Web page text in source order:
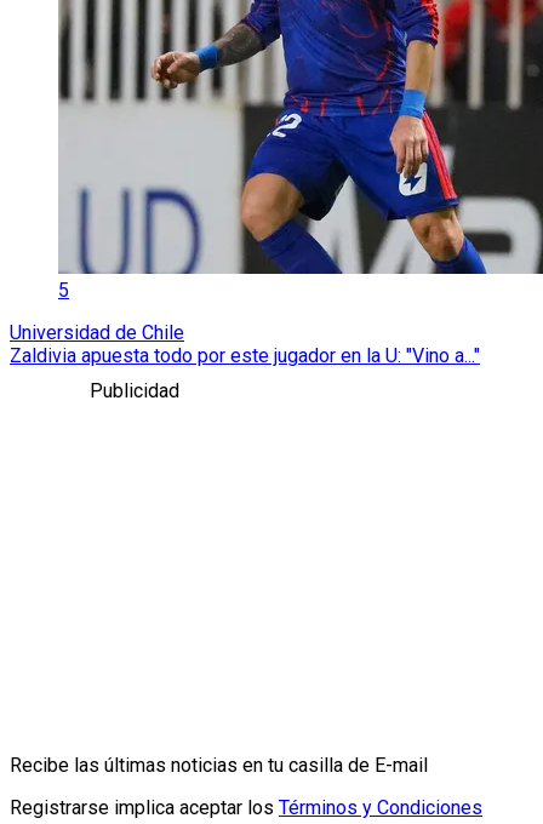
5
Universidad de Chile
Zaldivia apuesta todo por este jugador en la U: "Vino a..."
Publicidad
Recibe las últimas noticias en tu casilla de E-mail
Registrarse implica aceptar los Términos y Condiciones